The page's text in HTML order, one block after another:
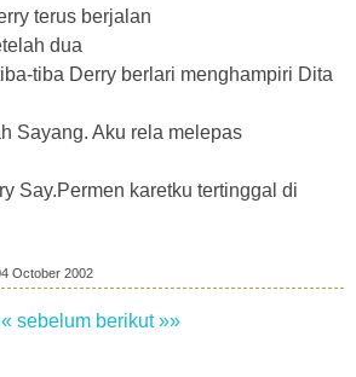
terus berjalan
dua
tiba Derry berlari menghampiri Dita
Sayang. Aku rela melepas
Say.Permen karetku tertinggal di
October 2002
sebelum berikut »»